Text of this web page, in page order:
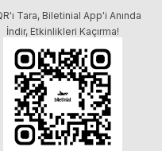
Tara, Biletinial App'i Anında
İndir, Etkinlikleri Kaçırma!